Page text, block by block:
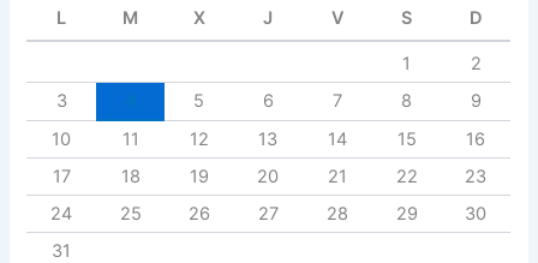
L M X J V S D
1
2
3
5 6 7 8
9
10
11 12 13 14 15
16
17
18 19 20 21 22
23
24
25 26 27 28 29
30
31